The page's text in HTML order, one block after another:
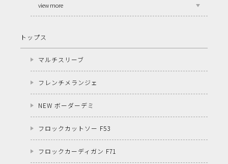
view more
トップス
マルチスリーブ
フレンチメランジェ
NEW ボーダーデミ
フロックカットソー F53
フロックカーディガン F71